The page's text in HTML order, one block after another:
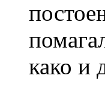
како и